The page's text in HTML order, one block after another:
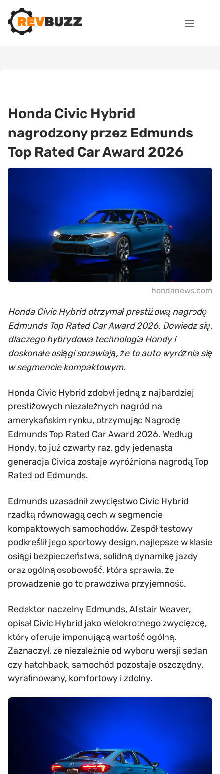
Honda Civic Hybrid
nagrodzony przez Edmunds
Top Rated Car Award 2026
hondanews.com
Honda Civic Hybrid otrzymał prestiżową nagrodę
Edmunds Top Rated Car Award 2026. Dowiedz się,
dlaczego hybrydowa technologia Hondy i
doskonałe osiągi sprawiają, że to auto wyróżnia się
w segmencie kompaktowym.
Honda Civic Hybrid zdobył jedną z najbardziej
prestiżowych niezależnych nagród na
amerykańskim rynku, otrzymując Nagrodę
Edmunds Top Rated Car Award 2026. Według
Hondy, to już czwarty raz, gdy jedenasta
generacja Civica zostaje wyróżniona nagrodą Top
Rated od Edmunds.
Edmunds uzasadnił zwycięstwo Civic Hybrid
rzadką równowagą cech w segmencie
kompaktowych samochodów. Zespół testowy
podkreślił jego sportowy design, najlepsze w klasie
osiągi bezpieczeństwa, solidną dynamikę jazdy
oraz ogólną osobowość, która sprawia, że
prowadzenie go to prawdziwa przyjemność.
Redaktor naczelny Edmunds, Alistair Weaver,
opisał Civic Hybrid jako wielokrotnego zwycięzcę,
który oferuje imponującą wartość ogólną.
Zaznaczył, że niezależnie od wyboru wersji sedan
czy hatchback, samochód pozostaje oszczędny,
wyrafinowany, komfortowy i zdolny.